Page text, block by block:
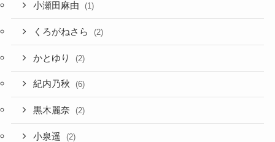
小瀬田麻由 (1)
くろがねさら (2)
かとゆり (2)
紀内乃秋 (6)
黒木麗奈 (2)
小泉遥 (2)